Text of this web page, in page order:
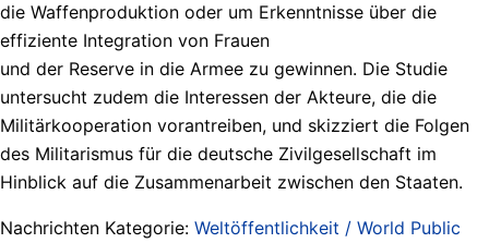
die Waffenproduktion oder um Erkenntnisse über die
effiziente Integration von Frauen
und der Reserve in die Armee zu gewinnen. Die Studie
untersucht zudem die Interessen der Akteure, die die
Militärkooperation vorantreiben, und skizziert die Folgen
des Militarismus für die deutsche Zivilgesellschaft im
Hinblick auf die Zusammenarbeit zwischen den Staaten.
Nachrichten Kategorie: Weltöffentlichkeit / World Public